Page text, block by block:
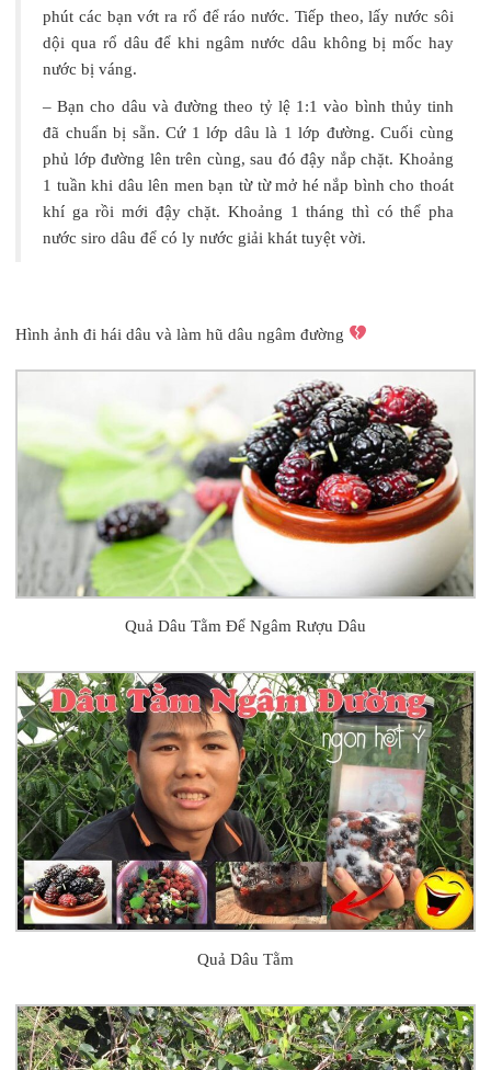
phút các bạn vớt ra rổ để ráo nước. Tiếp theo, lấy nước sôi
dội qua rổ dâu để khi ngâm nước dâu không bị mốc hay
nước bị váng.
– Bạn cho dâu và đường theo tỷ lệ 1:1 vào bình thủy tinh
đã chuẩn bị sẵn. Cứ 1 lớp dâu là 1 lớp đường. Cuối cùng
phủ lớp đường lên trên cùng, sau đó đậy nắp chặt. Khoảng
1 tuần khi dâu lên men bạn từ từ mở hé nắp bình cho thoát
khí ga rồi mới đậy chặt. Khoảng 1 tháng thì có thể pha
nước siro dâu để có ly nước giải khát tuyệt vời.
Hình ảnh đi hái dâu và làm hũ dâu ngâm đường
Quả Dâu Tằm Để Ngâm Rượu Dâu
Quả Dâu Tằm